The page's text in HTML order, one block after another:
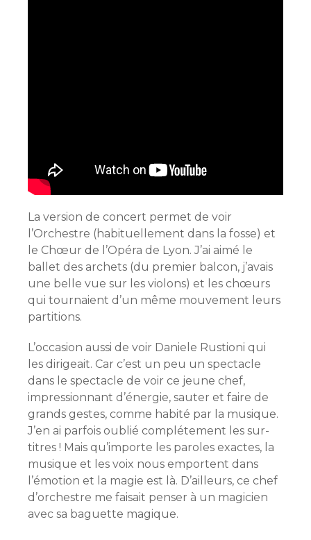
La version de concert permet de voir
l’Orchestre (habituellement dans la fosse) et
le Chœur de l’Opéra de Lyon. J’ai aimé le
ballet des archets (du premier balcon, j’avais
une belle vue sur les violons) et les chœurs
qui tournaient d’un même mouvement leurs
partitions.
L’occasion aussi de voir Daniele Rustioni qui
les dirigeait. Car c’est un peu un spectacle
dans le spectacle de voir ce jeune chef,
impressionnant d’énergie, sauter et faire de
grands gestes, comme habité par la musique.
J’en ai parfois oublié complétement les sur-
titres ! Mais qu’importe les paroles exactes, la
musique et les voix nous emportent dans
l’émotion et la magie est là. D’ailleurs, ce chef
d’orchestre me faisait penser à un magicien
avec sa baguette magique.